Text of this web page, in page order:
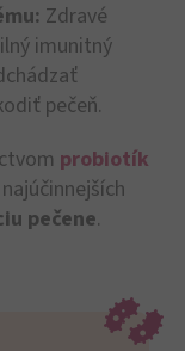
Zdravé
imunitný
pečeň.
probiotík
pečene.